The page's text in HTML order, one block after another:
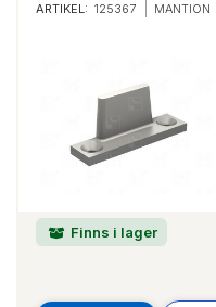
ARTIKEL: 125367 MANTION
Finns i lager